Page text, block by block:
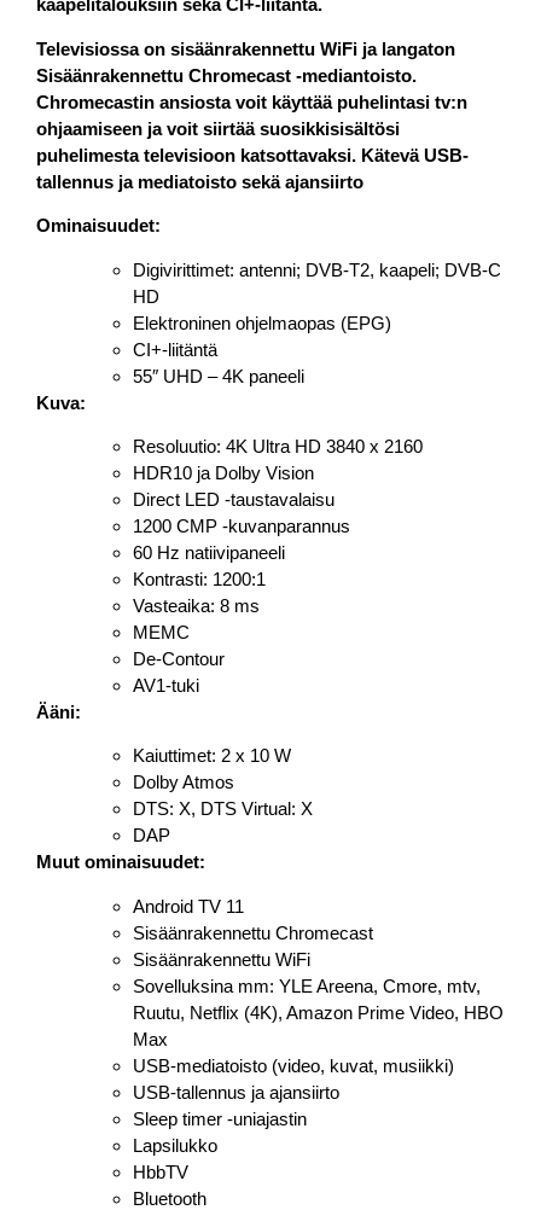
kaapelitalouksiin sekä CI+-liitäntä.
Televisiossa on sisäänrakennettu WiFi ja langaton
Sisäänrakennettu Chromecast -mediantoisto.
Chromecastin ansiosta voit käyttää puhelintasi tv:n
ohjaamiseen ja voit siirtää suosikkisisältösi
puhelimesta televisioon katsottavaksi. Kätevä USB-
tallennus ja mediatoisto sekä ajansiirto
Ominaisuudet:
Digivirittimet: antenni; DVB-T2, kaapeli; DVB-C
HD
Elektroninen ohjelmaopas (EPG)
CI+-liitäntä
55″ UHD – 4K paneeli
Kuva:
Resoluutio: 4K Ultra HD 3840 x 2160
HDR10 ja Dolby Vision
Direct LED -taustavalaisu
1200 CMP -kuvanparannus
60 Hz natiivipaneeli
Kontrasti: 1200:1
Vasteaika: 8 ms
MEMC
De-Contour
AV1-tuki
Ääni:
Kaiuttimet: 2 x 10 W
Dolby Atmos
DTS: X, DTS Virtual: X
DAP
Muut ominaisuudet:
Android TV 11
Sisäänrakennettu Chromecast
Sisäänrakennettu WiFi
Sovelluksina mm: YLE Areena, Cmore, mtv,
Ruutu, Netflix (4K), Amazon Prime Video, HBO
Max
USB-mediatoisto (video, kuvat, musiikki)
USB-tallennus ja ajansiirto
Sleep timer -uniajastin
Lapsilukko
HbbTV
Bluetooth